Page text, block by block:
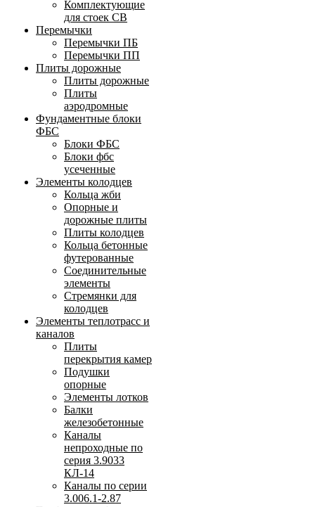
Комплектующие
для стоек СВ
Перемычки
Перемычки ПБ
Перемычки ПП
Плиты дорожные
Плиты дорожные
Плиты
аэродромные
Фундаментные блоки
ФБС
Блоки ФБС
Блоки фбс
усеченные
Элементы колодцев
Кольца жби
Опорные и
дорожные плиты
Плиты колодцев
Кольца бетонные
футерованные
Соединительные
элементы
Стремянки для
колодцев
Элементы теплотрасс и
каналов
Плиты
перекрытия камер
Подушки
опорные
Элементы лотков
Балки
железобетонные
Каналы
непроходные по
серия 3.9033
КЛ-14
Каналы по серии
3.006.1-2.87